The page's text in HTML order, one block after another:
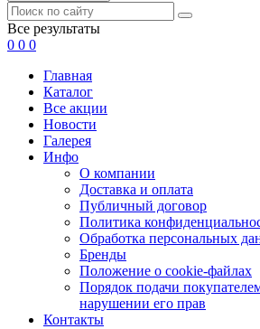
Все результаты
0 0 0
Главная
Каталог
Все акции
Новости
Галерея
Инфо
О компании
Доставка и оплата
Публичный договор
Политика
Обработка персональных
Бренды
Положение о cookie-файлах
Порядок подачи
нарушении его прав
Контакты